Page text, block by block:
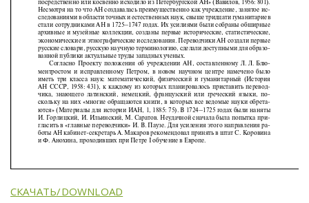
СКАЧАТЬ/DOWNLOAD